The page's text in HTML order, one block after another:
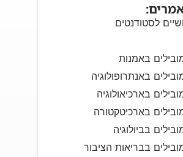
לסטודנטים
באמנות
באנתרופולוגיה
בארכיאולוגיה
בארכיטקטורה
בביולוגיה
בבריאות הציבור